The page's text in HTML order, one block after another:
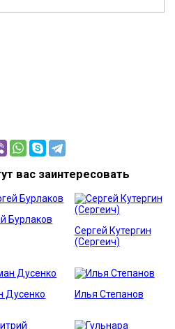
вас заинтересовать
Бурлаков
Сергей Кутергин
(Сергеич)
Дусенко Илья Степанов